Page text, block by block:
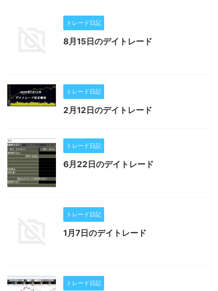
トレード日記
8月15日のデイトレード
トレード日記
2月12日のデイトレード
トレード日記
6月22日のデイトレード
トレード日記
1月7日のデイトレード
トレード日記